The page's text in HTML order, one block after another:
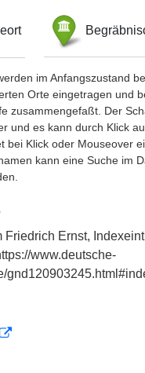
im Anfangszustand
Orte eingetragen und
zusammengefaßt. Der
und es kann durch Klick
bei Klick oder Mouseover
kann eine Suche im
Friedrich Ernst,
www.deutsche-